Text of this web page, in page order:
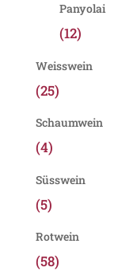
Panyolai
(12)
Weisswein
(25)
Schaumwein
(4)
Süsswein
(5)
Rotwein
(58)